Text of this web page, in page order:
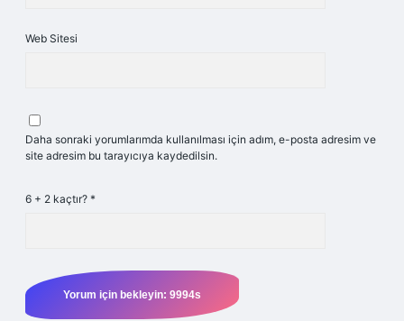
Web Sitesi
Daha sonraki yorumlarımda kullanılması için adım, e-posta adresim ve
site adresim bu tarayıcıya kaydedilsin.
6 + 2 kaçtır? *